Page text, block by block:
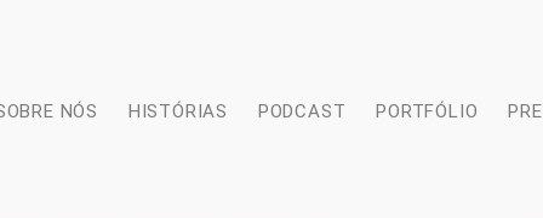
NÓS HISTÓRIAS PODCAST PORTFÓLIO